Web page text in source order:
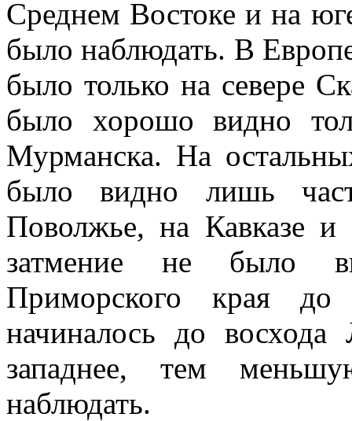
Среднем Востоке и на
было наблюдать. В
было только на севере
было хорошо видно
Мурманска. На
было видно лишь
Поволжье, на Кавказе и
затмение не было
Приморского края до
начиналось до
западнее, тем
наблюдать.